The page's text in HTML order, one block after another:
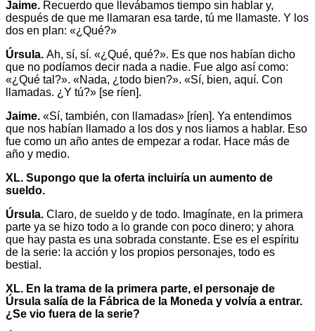
Jaime. Recuerdo que llevábamos tiempo sin hablar y,
después de que me llamaran esa tarde, tú me llamaste. Y los
dos en plan: «¿Qué?»
Úrsula. Ah, sí, sí. «¿Qué, qué?». Es que nos habían dicho
que no podíamos decir nada a nadie. Fue algo así como:
«¿Qué tal?». «Nada, ¿todo bien?». «Sí, bien, aquí. Con
llamadas. ¿Y tú?» [se ríen].
Jaime. «Sí, también, con llamadas» [ríen]. Ya entendimos
que nos habían llamado a los dos y nos liamos a hablar. Eso
fue como un año antes de empezar a rodar. Hace más de
año y medio.
XL. Supongo que la oferta incluiría un aumento de
sueldo.
Úrsula. Claro, de sueldo y de todo. Imagínate, en la primera
parte ya se hizo todo a lo grande con poco dinero; y ahora
que hay pasta es una sobrada constante. Ese es el espíritu
de la serie: la acción y los propios personajes, todo es
bestial.
XL. En la trama de la primera parte, el personaje de
Úrsula salía de la Fábrica de la Moneda y volvía a entrar.
¿Se vio fuera de la serie?